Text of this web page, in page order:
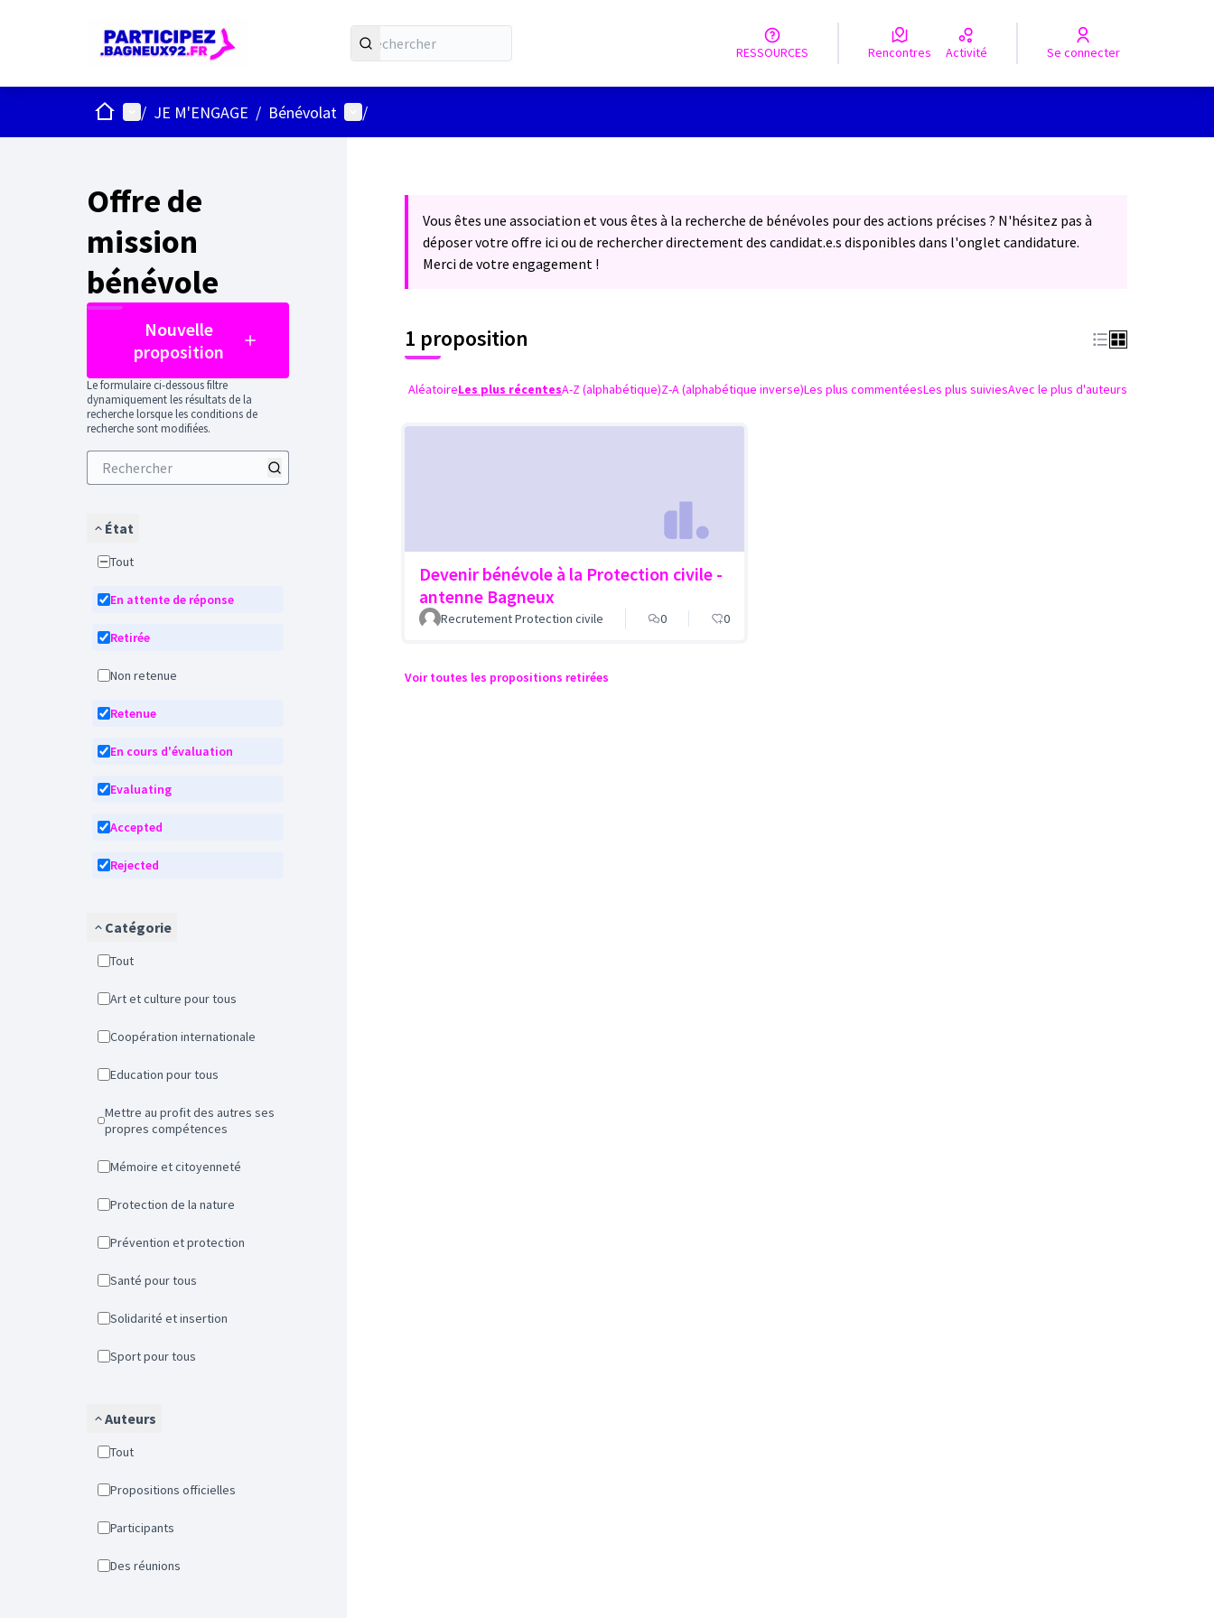
RESSOURCES Rencontres Activité Se connecter
ACCUEILMenu principal
/ JE M'ENGAGE / Bénévolat Menu utilisateur
/
Offre de
mission
bénévole
Nouvelle
proposition
Le formulaire ci-dessous filtre
dynamiquement les résultats de la
recherche lorsque les conditions de
recherche sont modifiées.
État
Tout
En attente de réponse
Retirée
Non retenue
Retenue
En cours d'évaluation
Evaluating
Accepted
Rejected
Catégorie
Tout
Art et culture pour tous
Coopération internationale
Education pour tous
Mettre au profit des autres ses
propres compétences
Mémoire et citoyenneté
Protection de la nature
Prévention et protection
Santé pour tous
Solidarité et insertion
Sport pour tous
Auteurs
Tout
Propositions officielles
Participants
Des réunions
Vous êtes une association et vous êtes à la recherche de bénévoles pour des actions précises ? N'hésitez pas à
déposer votre offre ici ou de rechercher directement des candidat.e.s disponibles dans l'onglet candidature.
Merci de votre engagement !
1 proposition
AléatoireLes plus récentesA-Z (alphabétique)Z-A (alphabétique inverse)Les plus commentéesLes plus suiviesAvec le plus d'auteurs
Devenir bénévole à la Protection civile -
antenne Bagneux
Recrutement Protection civile 0 0
Voir toutes les propositions retirées